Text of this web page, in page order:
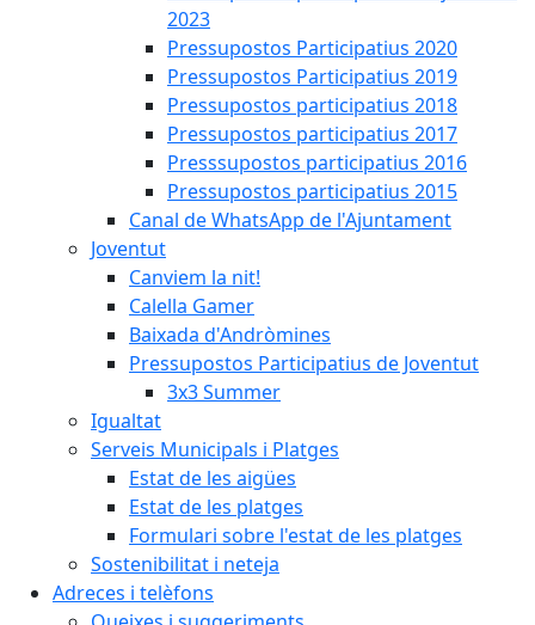
2023
Pressupostos Participatius 2020
Pressupostos Participatius 2019
Pressupostos participatius 2018
Pressupostos participatius 2017
Presssupostos participatius 2016
Pressupostos participatius 2015
Canal de WhatsApp de l'Ajuntament
Joventut
Canviem la nit!
Calella Gamer
Baixada d'Andròmines
Pressupostos Participatius de Joventut
3x3 Summer
Igualtat
Serveis Municipals i Platges
Estat de les aigües
Estat de les platges
Formulari sobre l'estat de les platges
Sostenibilitat i neteja
Adreces i telèfons